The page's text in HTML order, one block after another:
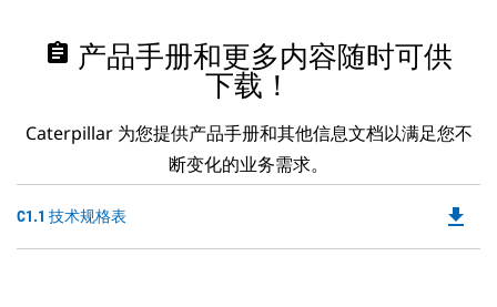
assignment 产品手册和更多内容随时可供
下载！
Caterpillar 为您提供产品手册和其他信息文档以满足您不
断变化的业务需求。
C1.1 技术规格表 file_download